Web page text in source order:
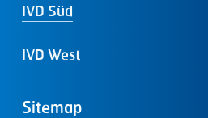
IVD Süd
IVD West
Sitemap